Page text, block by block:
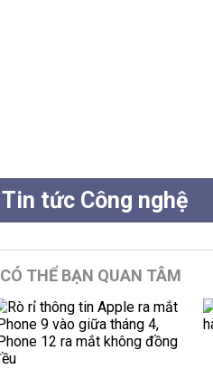
Tin tức Công nghệ
CÓ THỂ BẠN QUAN TÂM